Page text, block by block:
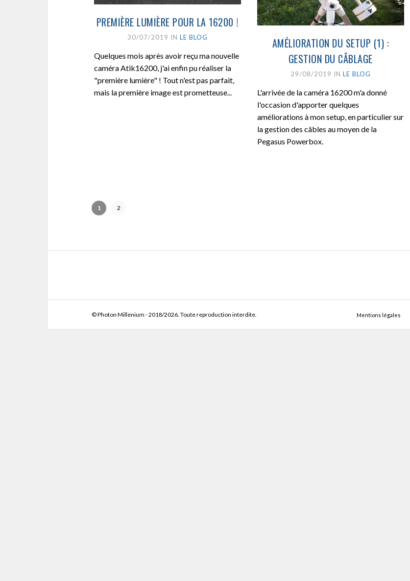
AMÉLIORATION DU SETUP (1) :
GESTION DU CÂBLAGE
29/08/2019 IN LE BLOG
L'arrivée de la caméra 16200 m'a donné
l'occasion d'apporter quelques
améliorations à mon setup, en particulier sur
la gestion des câbles au moyen de la
Pegasus Powerbox.
PREMIÈRE LUMIÈRE POUR LA 16200 !
30/07/2019 IN LE BLOG
Quelques mois après avoir reçu ma nouvelle
caméra Atik16200, j'ai enfin pu réaliser la
"première lumière" ! Tout n'est pas parfait,
mais la première image est prometteuse...
1 2
Mentions légales
© Photon Millenium - 2018/2026. Toute reproduction interdite.